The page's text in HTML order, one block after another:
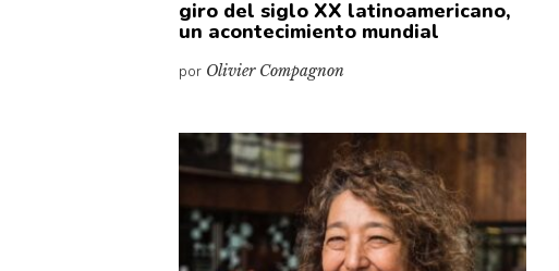
giro del siglo XX latinoamericano,
un acontecimiento mundial
por Olivier Compagnon